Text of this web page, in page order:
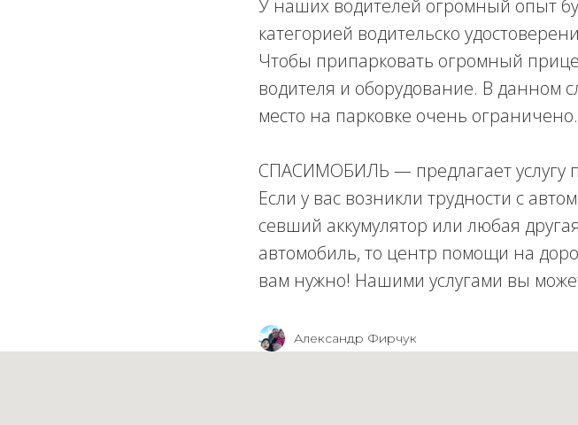
У наших водителей огромный опыт
категорией водительско
Чтобы припарковать огромный
водителя и оборудование. В данном
место на парковке очень
СПАСИМОБИЛЬ — предлагает услугу
Если у вас возникли трудности с
севший аккумулятор или любая
автомобиль, то центр помощи на
вам нужно! Нашими услугами вы
Александр Фирчук